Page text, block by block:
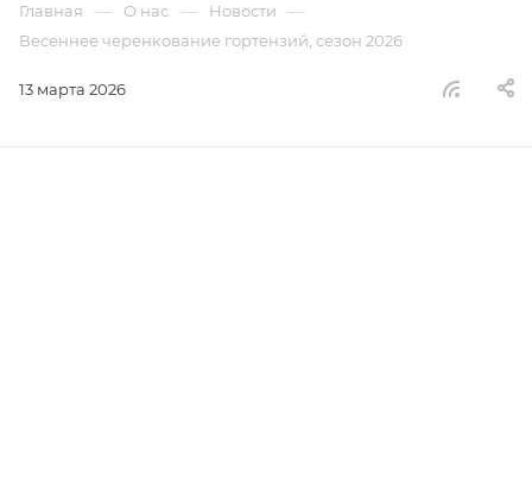
Главная — О нас — Новости —
Весеннее черенкование гортензий, сезон 2026
13 марта 2026